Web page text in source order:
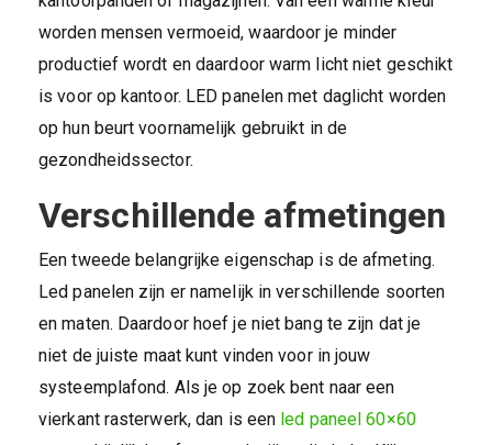
worden mensen vermoeid, waardoor je minder
productief wordt en daardoor warm licht niet geschikt
is voor op kantoor. LED panelen met daglicht worden
op hun beurt voornamelijk gebruikt in de
gezondheidssector.
Verschillende afmetingen
Een tweede belangrijke eigenschap is de afmeting.
Led panelen zijn er namelijk in verschillende soorten
en maten. Daardoor hoef je niet bang te zijn dat je
niet de juiste maat kunt vinden voor in jouw
systeemplafond. Als je op zoek bent naar een
vierkant rasterwerk, dan is een led paneel 60×60